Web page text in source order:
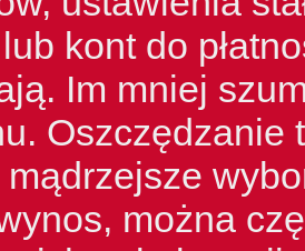
kont do
Im mniej
Oszczędzanie
można